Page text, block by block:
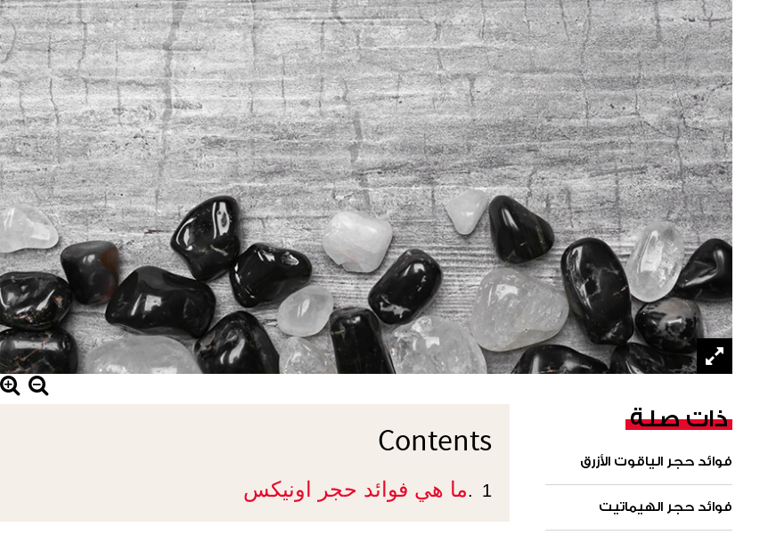
ذات صلة
فوائد حجر الياقوت الأزرق
فوائد حجر الهيماتيت
Contents
1. ما هي فوائد حجر اونيكس